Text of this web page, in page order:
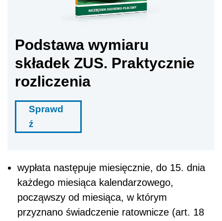
Podstawa wymiaru
składek ZUS. Praktycznie
rozliczenia
Sprawd
ź
wypłata następuje miesięcznie, do 15. dnia
każdego miesiąca kalendarzowego,
począwszy od miesiąca, w którym
przyznano świadczenie ratownicze (art. 18